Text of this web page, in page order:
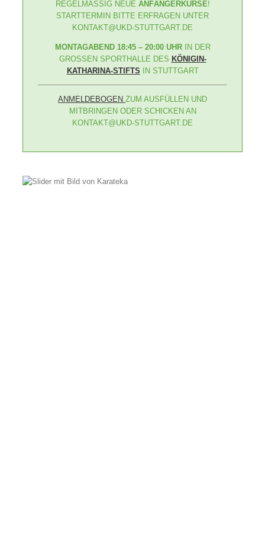
REGELMÄSSIG NEUE ANFÄNGERKURSE!
STARTTERMIN BITTE ERFRAGEN UNTER
KONTAKT@UKD-STUTTGART.DE
MONTAGABEND 18:45 – 20:00 UHR
IN DER
GROSSEN SPORTHALLE DES KÖNIGIN-
KATHARINA-STIFTS IN STUTTGART
ANMELDEBOGEN ZUM AUSFÜLLEN UND
MITBRINGEN ODER SCHICKEN AN
KONTAKT@UKD-STUTTGART.DE